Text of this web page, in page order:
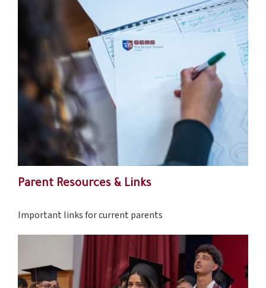
Parent Resources & Links
Important links for current parents